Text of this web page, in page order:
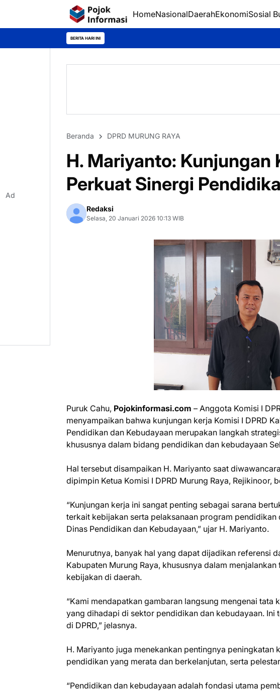
HomeNasionalDaerahEkonomiSosial
BERITA HARI INI Dina
Beranda DPRD MURUNG RAYA
H. Mariyanto: Kunjungan
Perkuat Sinergi
Redaksi
Selasa, 20 Januari 2026 10:13 WIB
Puruk Cahu, Pojokinformasi.com – Anggota Komisi I
menyampaikan bahwa kunjungan kerja Komisi I DPRD
Pendidikan dan Kebudayaan merupakan langkah
khususnya dalam bidang pendidikan dan kebudayaan
Hal tersebut disampaikan H. Mariyanto saat
dipimpin Ketua Komisi I DPRD Murung Raya, Rejikinoor,
“Kunjungan kerja ini sangat penting sebagai sarana
terkait kebijakan serta pelaksanaan program
Dinas Pendidikan dan Kebudayaan,” ujar H. Mariyanto.
Menurutnya, banyak hal yang dapat dijadikan referensi
Kabupaten Murung Raya, khususnya dalam
kebijakan di daerah.
“Kami mendapatkan gambaran langsung mengenai tata
yang dihadapi di sektor pendidikan dan kebudayaan. Ini
di DPRD,” jelasnya.
H. Mariyanto juga menekankan pentingnya peningkatan
pendidikan yang merata dan berkelanjutan, serta
“Pendidikan dan kebudayaan adalah fondasi utama
Ad